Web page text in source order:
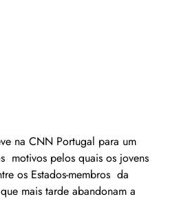
na CNN Portugal para um
motivos pelos quais os jovens
os Estados-membros  da
mais tarde abandonam a